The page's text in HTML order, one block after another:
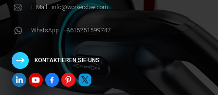
E-Mail : info@workersbee.com
WhatsApp : +8615251599747
KONTAKTIEREN SIE UNS